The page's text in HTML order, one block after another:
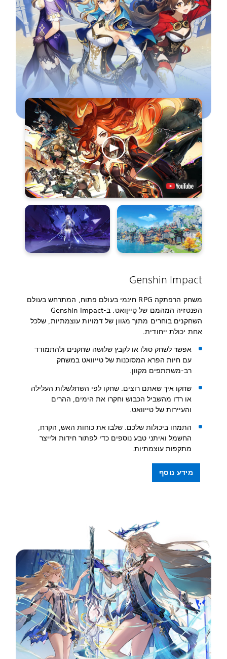
Genshin Impact
משחק הרפתקה RPG חינמי בעולם פתוח, המתרחש בעולם
הפנטזיה המהמם של טֵייוַואט. ב-Genshin Impact
השחקנים בוחרים מתוך מגוון של דמויות עוצמתיות, שלכל
אחת יכולת ייחודית.
אפשר לשחק סולו או לקבץ שלושה שחקנים ולהתמודד
עם חיות הפרא המסוכנות של טייוואט במשחק
רב-משתתפים מקוון.
שחקו איך שאתם רוצים. שחקו לפי השתלשלות העלילה
או רדו מהשביל הכבוש וחקרו את הימים, ההרים
והעיירות של טייוואט.
התמחו ביכולות שלכם. שלבו את כוחות האש, הקרח,
החשמל ואיתני טבע נוספים כדי לפתור חידות ולייצר
מתקפות עוצמתיות.
מידע נוסף